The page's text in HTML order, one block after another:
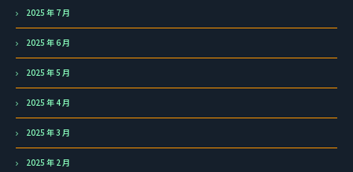
2025 年 7 月
2025 年 6 月
2025 年 5 月
2025 年 4 月
2025 年 3 月
2025 年 2 月